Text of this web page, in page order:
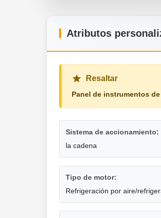
Atributos
Resaltar
Panel de instrumentos
Sistema de accionamiento:
la cadena
Tipo de motor:
Refrigeración por aire/